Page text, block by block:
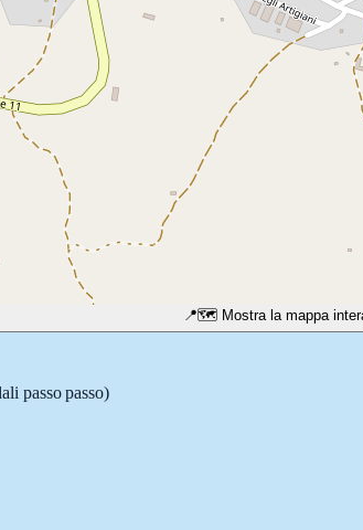
📍🗺️ Mostra la mappa
passo passo)